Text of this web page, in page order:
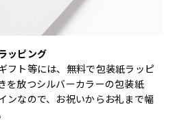
ッピング
フト等には、無料で包装紙ラッピ
を放つシルバーカラーの包装紙
ンなので、お祝いからお礼まで幅